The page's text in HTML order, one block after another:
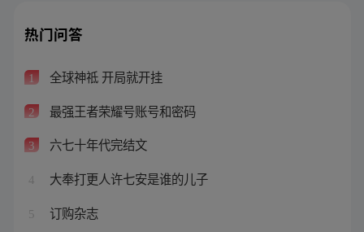
热门问答
1 全球神祗 开局就开挂
2 最强王者荣耀号账号和密码
3 六七十年代完结文
4 大奉打更人许七安是谁的儿子
5 订购杂志